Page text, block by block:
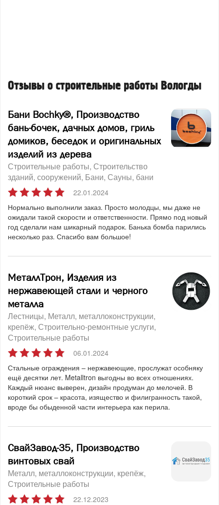
Отзывы о строительные работы Вологды
Бани Bochky®, Производство
бань-бочек, дачных домов, гриль
домиков, беседок и оригинальных
изделий из дерева
Строительные работы Строительство
зданий, сооружений Бани Сауны, бани
22.01.2024
Нормально выполнили заказ. Просто молодцы, мы даже не
ожидали такой скорости и ответственности. Прямо под новый
год сделали нам шикарный подарок. Банька бомба парились
несколько раз. Спасибо вам большое!
МеталлТрон, Изделия из
нержавеющей стали и черного
металла
Лестницы Металл, металлоконструкции,
крепёж Строительно-ремонтные услуги
Строительные работы
06.01.2024
Стальные ограждения – нержавеющие, прослужат особняку
ещё десятки лет. Metalltron выгодны во всех отношениях.
Каждый нюанс выверен, дизайн продуман до мелочей. В
короткий срок – красота, изящество и филигранность такой,
вроде бы обыденной части интерьера как перила.
СвайЗавод-35, Производство
винтовых свай
Металл, металлоконструкции, крепёж
Строительные работы
22.12.2023